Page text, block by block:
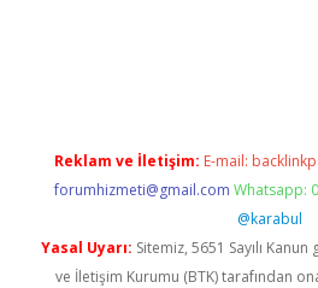
Reklam ve İletişim: E-mail:
forumhizmeti@gmail.com Whatsapp:
@karabul
Yasal Uyarı: Sitemiz, 5651 Sayılı
ve İletişim Kurumu (BTK) tarafından